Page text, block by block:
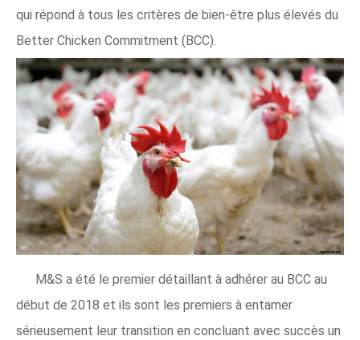
qui répond à tous les critères de bien-être plus élevés du
Better Chicken Commitment (BCC).
M&S a été le premier détaillant à adhérer au BCC au
début de 2018 et ils sont les premiers à entamer
sérieusement leur transition en concluant avec succès un